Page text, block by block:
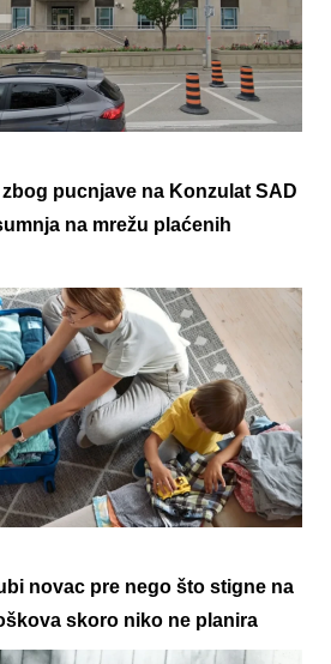
pucnjave na Konzulat SAD
na mrežu plaćenih
novac pre nego što stigne na
skoro niko ne planira